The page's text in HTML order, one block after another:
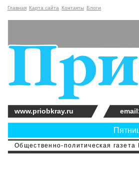
Главная Карта сайта Контакты Блоги
Общественно-политическая
www.priobkray.ru